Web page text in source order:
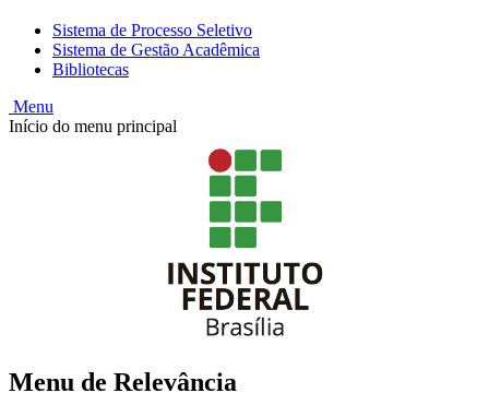
Sistema de Processo Seletivo
Sistema de Gestão Acadêmica
Bibliotecas
Menu
Início do menu principal
Menu de Relevância